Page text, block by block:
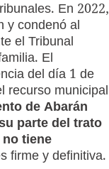
En 2022,
y condenó al
el Tribunal
El
del día 1 de
recurso municipal
de Abarán
parte del trato
tiene
firme y definitiva.